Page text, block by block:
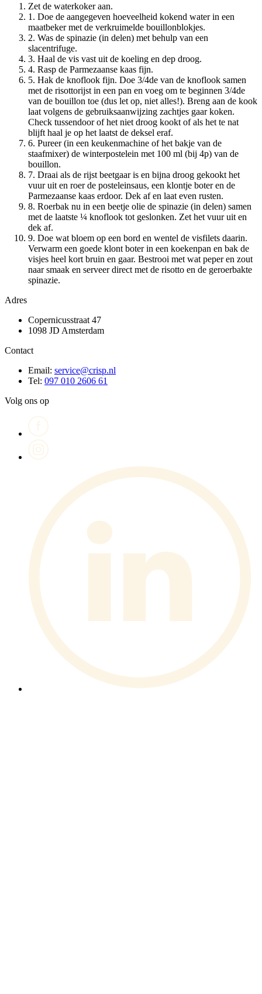
Zet de waterkoker aan.
1. Doe de aangegeven hoeveelheid kokend water in een
maatbeker met de verkruimelde bouillonblokjes.
2. Was de spinazie (in delen) met behulp van een
slacentrifuge.
3. Haal de vis vast uit de koeling en dep droog.
4. Rasp de Parmezaanse kaas fijn.
5. Hak de knoflook fijn. Doe 3/4de van de knoflook samen
met de risottorijst in een pan en voeg om te beginnen 3/4de
van de bouillon toe (dus let op, niet alles!). Breng aan de kook
laat volgens de gebruiksaanwijzing zachtjes gaar koken.
Check tussendoor of het niet droog kookt of als het te nat
blijft haal je op het laatst de deksel eraf.
6. Pureer (in een keukenmachine of het bakje van de
staafmixer) de winterpostelein met 100 ml (bij 4p) van de
bouillon.
7. Draai als de rijst beetgaar is en bijna droog gekookt het
vuur uit en roer de posteleinsaus, een klontje boter en de
Parmezaanse kaas erdoor. Dek af en laat even rusten.
8. Roerbak nu in een beetje olie de spinazie (in delen) samen
met de laatste ¼ knoflook tot geslonken. Zet het vuur uit en
dek af.
9. Doe wat bloem op een bord en wentel de visfilets daarin.
Verwarm een goede klont boter in een koekenpan en bak de
visjes heel kort bruin en gaar. Bestrooi met wat peper en zout
naar smaak en serveer direct met de risotto en de geroerbakte
spinazie.
Adres
Copernicusstraat 47
1098 JD Amsterdam
Contact
Email: service@crisp.nl
Tel: 097 010 2606 61
Volg ons op